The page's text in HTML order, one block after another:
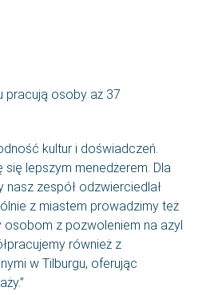
pracują osoby aż 37
kultur i doświadczeń.
się lepszym menedżerem. Dla
nasz zespół odzwierciedlał
z miastem prowadzimy też
osobom z pozwoleniem na azyl
również z
w Tilburgu, oferując